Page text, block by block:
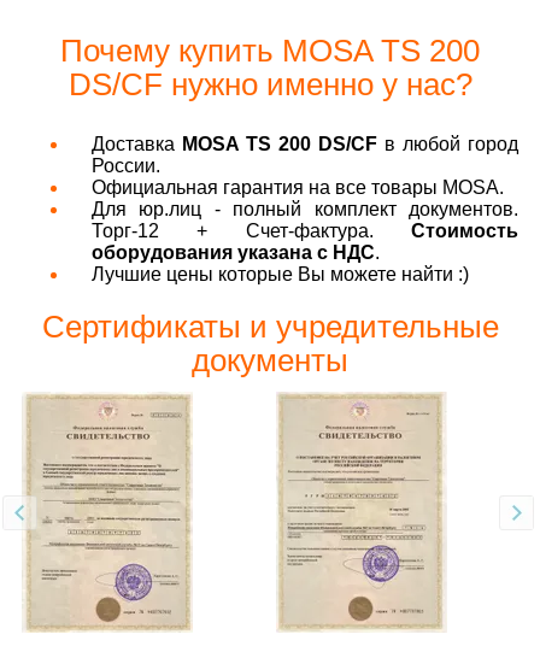
Почему купить MOSA TS 200
DS/CF нужно именно у нас?
Доставка MOSA TS 200 DS/CF в любой город
России.
Официальная гарантия на все товары MOSA.
Для юр.лиц - полный комплект документов.
Торг-12 + Счет-фактура. Стоимость
оборудования указана с НДС.
Лучшие цены которые Вы можете найти :)
Сертификаты и учредительные
документы